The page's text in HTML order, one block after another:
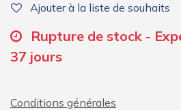
Ajouter à la liste de souhaits
Rupture de stock -
37 jours
Conditions générales